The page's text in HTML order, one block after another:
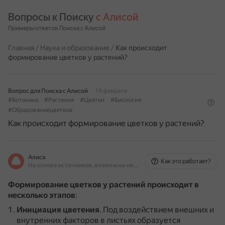
Вопросы к Поиску с Алисой
Примеры ответов Поиска с Алисой
Главная / Наука и образование / Как происходит
формирование цветков у растений?
Вопрос для Поиска с Алисой
19 февраля
#Ботаника
#Растения #Цветки
#Биология
#Образованиецветков
Как происходит формирование цветков у растений?
Алиса
На основе источников, возможны неточности
Как это работает?
Формирование цветков у растений происходит в
несколько этапов:
Инициация цветения. Под воздействием внешних и
внутренних факторов в листьях образуется